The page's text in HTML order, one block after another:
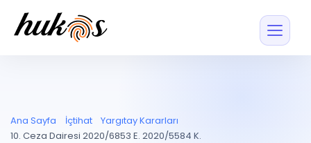
Entegrasyonu
UYAP ile otomatik
Blog
Ana Sayfa İçtihat
Yargıtay Kararları
10. Ceza Dairesi 2020/6853 E. 2020/5584 K.